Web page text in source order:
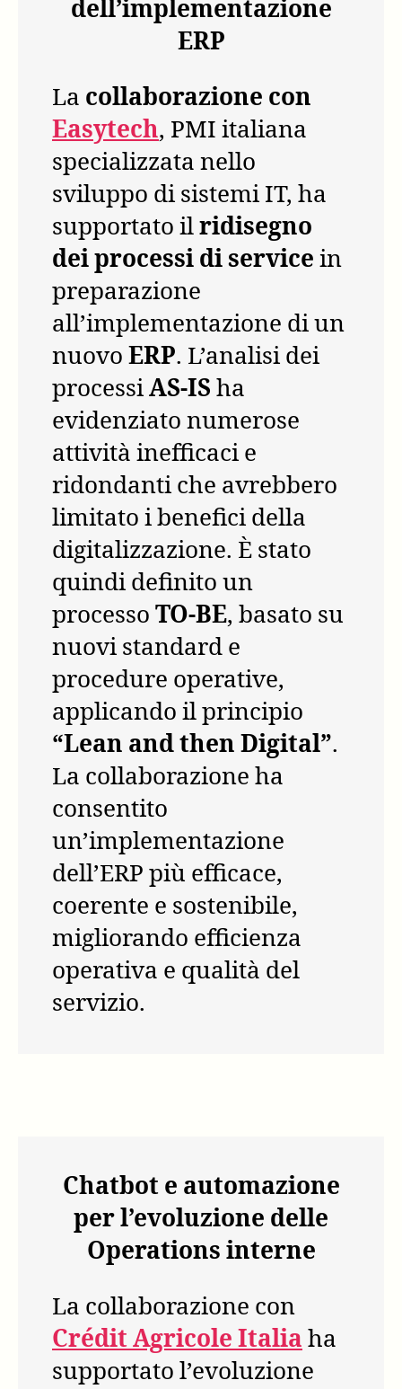
dell’implementazione
ERP
La collaborazione con
Easytech, PMI italiana
specializzata nello
sviluppo di sistemi IT, ha
supportato ilridisegno
dei processi di service in
preparazione
all’implementazione di un
nuovo ERP. L’analisi dei
processiAS-IS ha
evidenziato numerose
attività inefficaci e
ridondanti che avrebbero
limitato i benefici della
digitalizzazione. È stato
quindi definito un
processo TO-BE, basato su
nuovi standard e
procedure operative,
applicando il principio
“Lean and then Digital”.
La collaborazione ha
consentito
un’implementazione
dell’ERP più efficace,
coerente e sostenibile,
migliorando efficienza
operativa e qualità del
servizio.
Chatbot e automazione
per l’evoluzione delle
Operations interne
La collaborazione con
Crédit Agricole Italia ha
supportato l’evoluzione